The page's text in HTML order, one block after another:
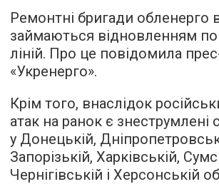
Ремонтні бригади обленерго
займаються відновленням
ліній. Про це повідомила
«Укренерго».
Крім того, внаслідок
атак на ранок є знеструмлені
у Донецькій,
Запорізькій, Харківській,
Чернігівській і Херсонській